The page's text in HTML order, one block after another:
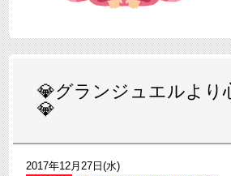
💎グランジュエルより
💎
2017年12月27日(水)